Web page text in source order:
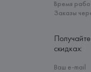
Время
Заказы
скидках: